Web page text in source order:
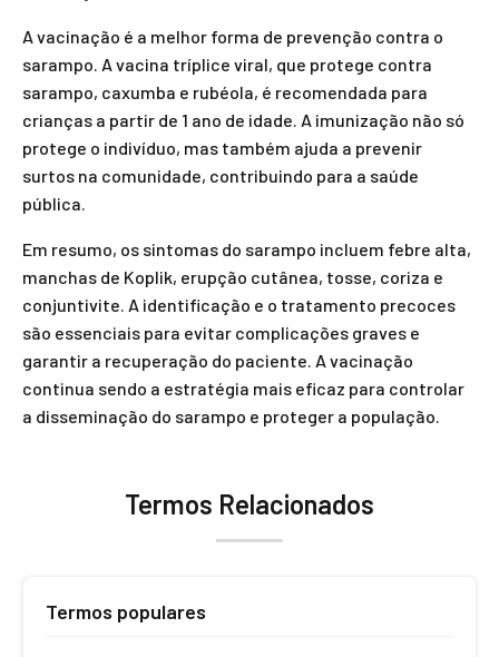
A vacinação é a melhor forma de prevenção contra o
sarampo. A vacina tríplice viral, que protege contra
sarampo, caxumba e rubéola, é recomendada para
crianças a partir de 1 ano de idade. A imunização não só
protege o indivíduo, mas também ajuda a prevenir
surtos na comunidade, contribuindo para a saúde
pública.
Em resumo, os sintomas do sarampo incluem febre alta,
manchas de Koplik, erupção cutânea, tosse, coriza e
conjuntivite. A identificação e o tratamento precoces
são essenciais para evitar complicações graves e
garantir a recuperação do paciente. A vacinação
continua sendo a estratégia mais eficaz para controlar
a disseminação do sarampo e proteger a população.
Termos Relacionados
Termos populares